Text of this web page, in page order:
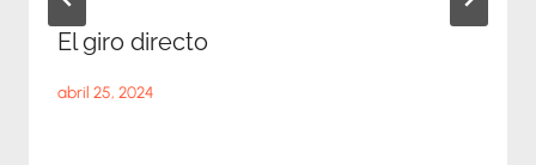
El giro directo
abril 25, 2024